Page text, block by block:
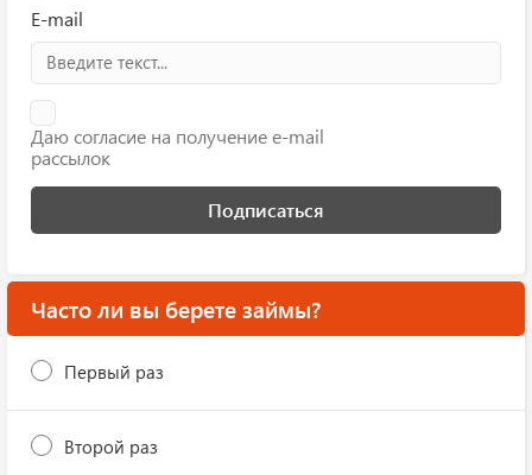
E-mail
Даю согласие на получение e-mail
рассылок
Подписаться
Часто ли вы берете займы?
Первый раз
Второй раз